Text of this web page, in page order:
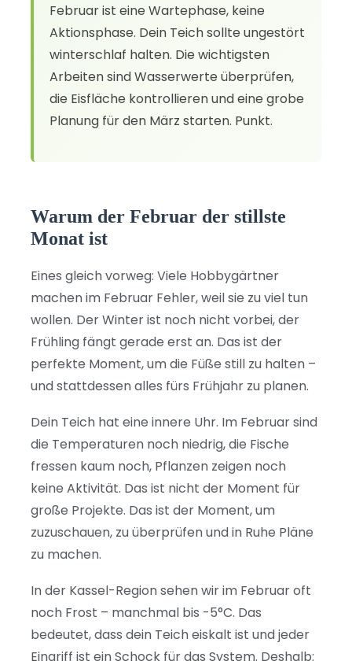
Februar ist eine Wartephase, keine
Aktionsphase. Dein Teich sollte ungestört
winterschlaf halten. Die wichtigsten
Arbeiten sind Wasserwerte überprüfen,
die Eisfläche kontrollieren und eine grobe
Planung für den März starten. Punkt.
Warum der Februar der stillste
Monat ist
Eines gleich vorweg: Viele Hobbygärtner
machen im Februar Fehler, weil sie zu viel tun
wollen. Der Winter ist noch nicht vorbei, der
Frühling fängt gerade erst an. Das ist der
perfekte Moment, um die Füße still zu halten –
und stattdessen alles fürs Frühjahr zu planen.
Dein Teich hat eine innere Uhr. Im Februar sind
die Temperaturen noch niedrig, die Fische
fressen kaum noch, Pflanzen zeigen noch
keine Aktivität. Das ist nicht der Moment für
große Projekte. Das ist der Moment, um
zuzuschauen, zu überprüfen und in Ruhe Pläne
zu machen.
In der Kassel-Region sehen wir im Februar oft
noch Frost – manchmal bis -5°C. Das
bedeutet, dass dein Teich eiskalt ist und jeder
Eingriff ist ein Schock für das System. Deshalb: